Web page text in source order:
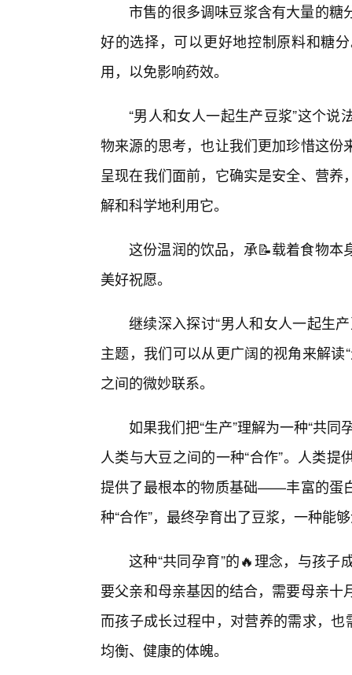
市售的很多调味豆浆含有大量的
好的选择，可以更好地控制原料和糖
用，以免影响药效。
“男人和女人一起生产豆浆”这个
物来源的思考，也让我们更加珍惜这
呈现在我们面前，它确实是安全、营
解和科学地利用它。
这份温润的饮品，承📝载着食物本
美好祝愿。
继续深入探讨“男人和女人一起生
主题，我们可以从更广阔的视角来解
之间的微妙联系。
如果我们把“生产”理解为一种“共
人类与大豆之间的一种“合作”。人类
提供了最根本的物质基础——丰富的蛋
种“合作”，最终孕育出了豆浆，一种能
这种“共同孕育”的🔥理念，与孩
要父亲和母亲基因的结合，需要母亲
而孩子成长过程中，对营养的需求，
均衡、健康的体魄。